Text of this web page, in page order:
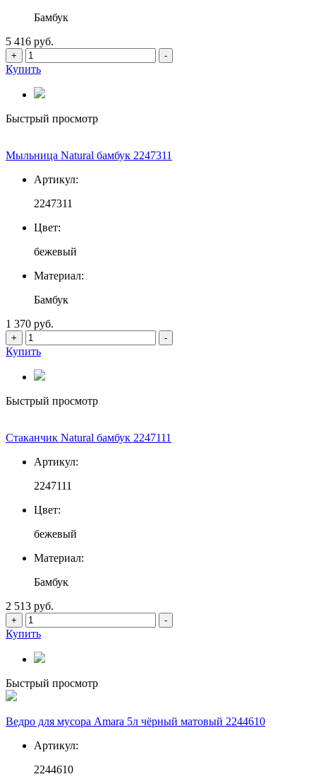
Бамбук
5 416 руб.
+ -
Купить
Быстрый просмотр
Мыльница Natural бамбук 2247311
Артикул:
2247311
Цвет:
бежевый
Материал:
Бамбук
1 370 руб.
+ -
Купить
Быстрый просмотр
Стаканчик Natural бамбук 2247111
Артикул:
2247111
Цвет:
бежевый
Материал:
Бамбук
2 513 руб.
+ -
Купить
Быстрый просмотр
Ведро для мусора Amara 5л чёрный матовый 2244610
Артикул:
2244610